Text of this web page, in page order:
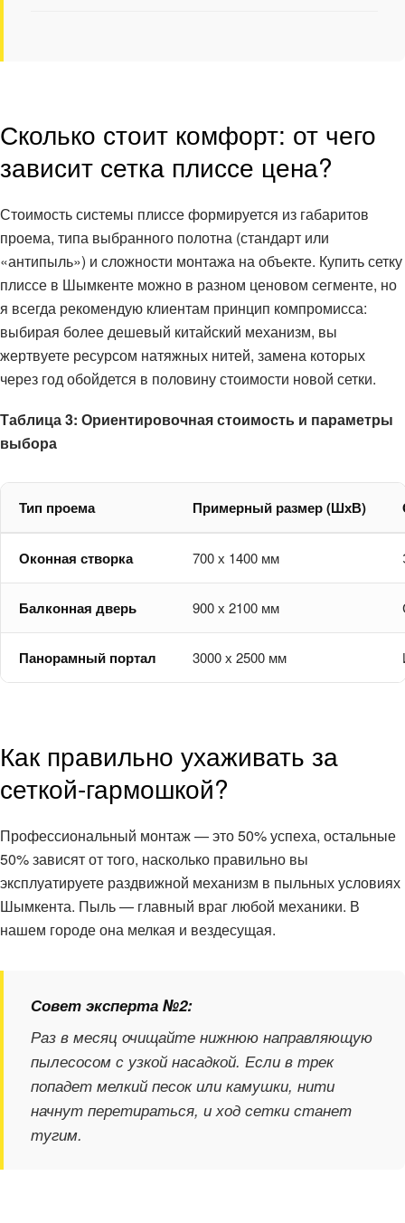
Сколько стоит комфорт: от чего
зависит сетка плиссе цена?
Стоимость системы плиссе формируется из габаритов
проема, типа выбранного полотна (стандарт или
«антипыль») и сложности монтажа на объекте. Купить сетку
плиссе в Шымкенте можно в разном ценовом сегменте, но
я всегда рекомендую клиентам принцип компромисса:
выбирая более дешевый китайский механизм, вы
жертвуете ресурсом натяжных нитей, замена которых
через год обойдется в половину стоимости новой сетки.
Таблица 3: Ориентировочная стоимость и параметры
выбора
Тип проема Примерный размер (ШхВ)
Оконная створка 700 х 1400 мм
Балконная дверь 900 х 2100 мм
Панорамный портал 3000 х 2500 мм
Как правильно ухаживать за
сеткой-гармошкой?
Профессиональный монтаж — это 50% успеха, остальные
50% зависят от того, насколько правильно вы
эксплуатируете раздвижной механизм в пыльных условиях
Шымкента. Пыль — главный враг любой механики. В
нашем городе она мелкая и вездесущая.
Совет эксперта №2:
Раз в месяц очищайте нижнюю направляющую
пылесосом с узкой насадкой. Если в трек
попадет мелкий песок или камушки, нити
начнут перетираться, и ход сетки станет
тугим.